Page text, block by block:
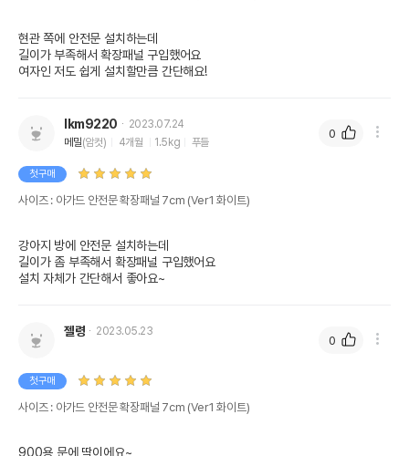
현관 쪽에 안전문 설치하는데
길이가 부족해서 확장패널 구입했어요
여자인 저도 쉽게 설치할만큼 간단해요!
lkm9220
2023.07.24
메밀(암컷) 4개월 1.5kg 푸들
첫구매
사이즈 : 아가드 안전문 확장패널 7cm (Ver1 화이트)
강아지 방에 안전문 설치하는데
길이가 좀 부족해서 확장패널 구입했어요
설치 자체가 간단해서 좋아요~
0
젤령 2023.05.23
첫구매
사이즈 : 아가드 안전문 확장패널 7cm (Ver1 화이트)
900용 문에 딱이에요~
0